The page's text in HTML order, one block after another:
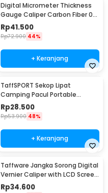
Digital Micrometer Thickness
Gauge Caliper Carbon Fiber 0-
12.7mm - TDT25
Rp41.500
Rp72.900 44%
+ Keranjang
TaffSPORT Sekop Lipat
Camping Pacul Portable
Tactical Survival 40cm - 101
Rp28.500
Rp53.900 48%
+ Keranjang
Taffware Jangka Sorong Digital
Vernier Caliper with LCD Screen
150mm - JIGO-150
Rp34.600